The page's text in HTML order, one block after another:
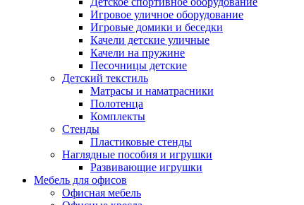
Игровое уличное оборудование
Игровые домики и беседки
Качели детские уличные
Качели на пружине
Песочницы детские
Детский текстиль
Матрасы и наматрасники
Полотенца
Комплекты
Стенды
Пластиковые стенды
Наглядные пособия и игрушки
Развивающие игрушки
Мебель для офисов
Офисная мебель